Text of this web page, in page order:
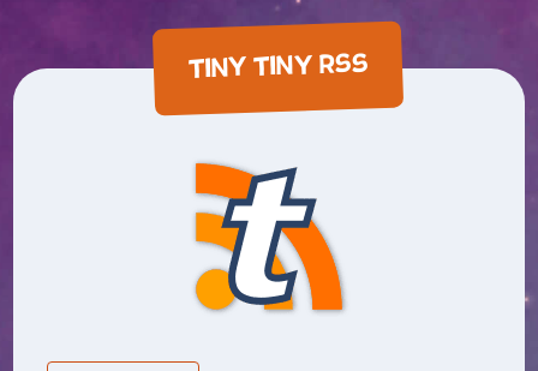
TINY TINY RSS